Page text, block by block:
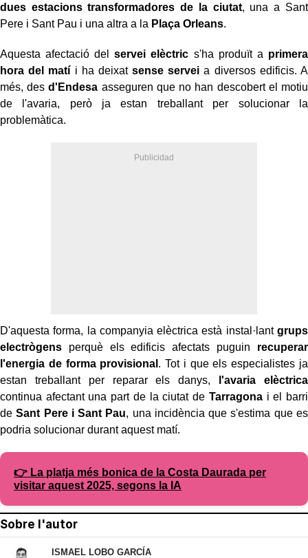
dues estacions transformadores de la ciutat, una a Sant
Pere i Sant Pau i una altra a la Plaça Orleans.
Aquesta afectació delservei elèctric s'ha produït a primera
hora del matí i ha deixatsense servei a diversos edificis. A
més, desd'Endesa asseguren que no han descobert el motiu
de l'avaria, però ja estan treballant per solucionar la
problemàtica.
D'aquesta forma, la companyia elèctrica està instal·lantgrups
electrògens perquè els edificis afectats puguin recuperar
l'energia de forma provisional . Tot i que els especialistes ja
estan treballant per reparar els danys,
l'avaria elèctrica
continua afectant una part de la ciutat de Tarragonai el barri
deSant Pere i Sant Pau, una incidència que s'estima que es
podria solucionar durant aquest matí.
👉 La platja més bonica de la Costa Daurada per
visitar aquest 2025, segons la IA
Sobre l'autor
ISMAEL LOBO GARCÍA